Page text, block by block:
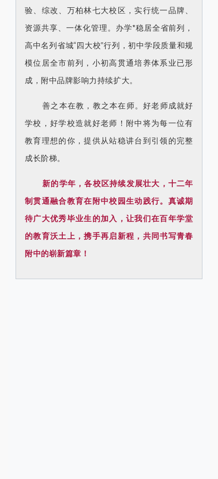
验、综改、万柏林七大校区，实行统一品牌、
资源共享、一体化管理。办学*稳居全省前列，
高中名列省城“四大校”行列，初中学段质量和规
模位居全市前列，小初高贯通培养体系业已形
成，附中品牌影响力持续扩大。
善之本在教，教之本在师。好老师成就好
学校，好学校造就好老师！附中将为每一位有
教育理想的你，提供从站稳讲台到引领的完整
成长阶梯。
新的学年，各校区持续发展壮大，十二年
制贯通融合教育在附中校园生动践行。真诚期
待广大优秀毕业生的加入，让我们在百年学堂
的教育沃土上，携手再启新程，共同书写青春
附中的崭新篇章！